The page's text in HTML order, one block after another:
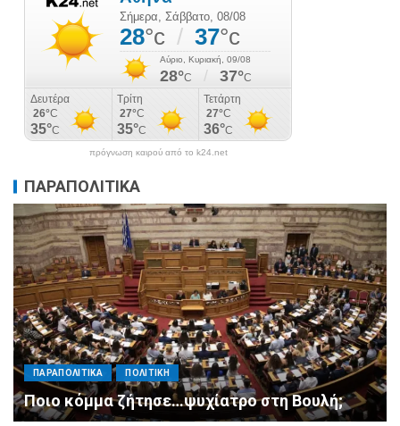
πρόγνωση καιρού από το k24.net
ΠΑΡΑΠΟΛΙΤΙΚΑ
ΠΑΡΑΠΟΛΙΤΙΚΑ ΠΟΛΙΤΙΚΗ
Μητσοτάκης σε υπουργούς: Ξεχάστε τον
ανασχηματισμό, πιάστε δουλειά με 4
αυστηρές εντολές